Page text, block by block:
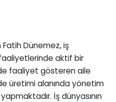
Fatih Dünemez, iş
aktif bir
faaliyet gösteren aile
üretimi alanında yönetim
İş dünyasının